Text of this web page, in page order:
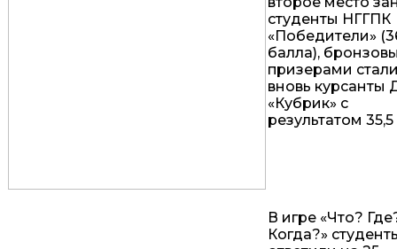
студенты НГГПК
«Победители»
балла),
призерами
вновь курсанты
«Кубрик» с
результатом
В игре «Что?
Когда?»